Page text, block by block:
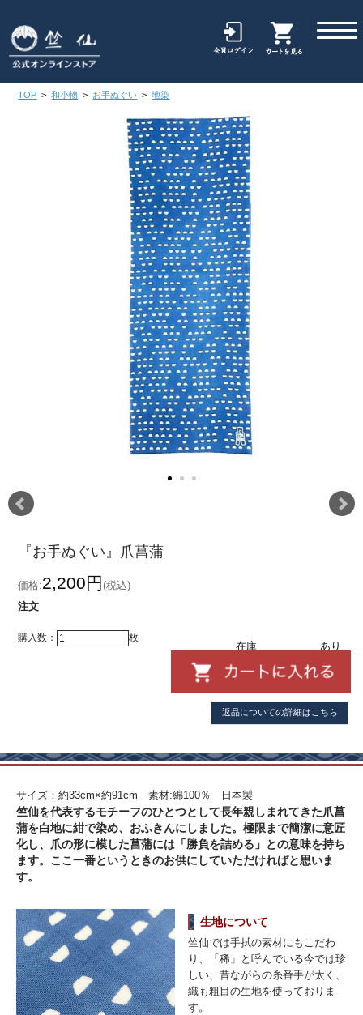
TOP > 和小物 > お手ぬぐい > 地染
『お手ぬぐい』爪菖蒲
価格:2,200円(税込)
注文
購入数： 枚
在庫 あり
返品についての詳細はこちら
サイズ：約33cm×約91cm 素材:綿100％ 日本製
竺仙を代表するモチーフのひとつとして長年親しまれてきた爪菖
蒲を白地に紺で染め、おふきんにしました。極限まで簡潔に意匠
化し、爪の形に模した菖蒲には「勝負を詰める」との意味を持ち
ます。ここ一番というときのお供にしていただければと思いま
す。
生地について
竺仙では手拭の素材にもこだわ
り、「稀」と呼んでいる今では珍
しい、昔ながらの糸番手が太く、
織も粗目の生地を使っておりま
す。